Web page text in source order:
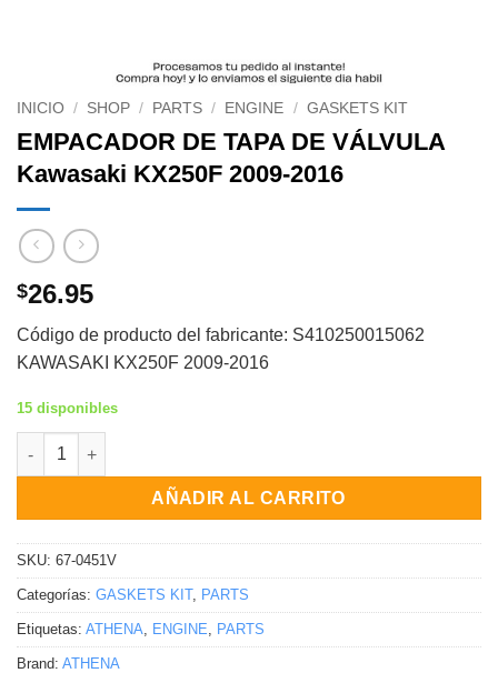
INICIO / SHOP / PARTS / ENGINE / GASKETS KIT
EMPACADOR DE TAPA DE VÁLVULA
Kawasaki KX250F 2009-2016
$26.95
Código de producto del fabricante: S410250015062
KAWASAKI KX250F 2009-2016
15 disponibles
EMPACADOR DE TAPA DE VÁLVULA Kawasaki KX250F 2009-
AÑADIR AL CARRITO
SKU: 67-0451V
Categorías: GASKETS KIT, PARTS
Etiquetas: ATHENA ENGINE PARTS
Brand: ATHENA